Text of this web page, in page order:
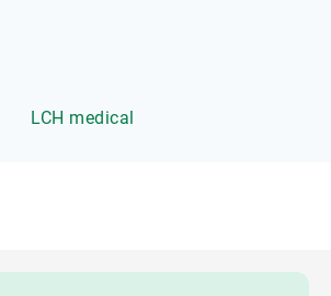
LCH medical